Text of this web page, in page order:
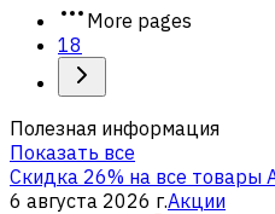
More pages
18
Полезная информация
Показать все
Скидка 26% на все товары
6 августа 2026 г.Акции